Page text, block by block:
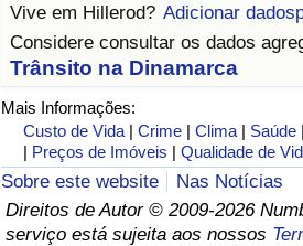
Vive em Hillerod? Adicionar
Considere consultar os dados
Trânsito na Dinamarca
Mais Informações:
Custo de Vida |Crime |Clima | Saúde |
| Preços de Imóveis |Qualidade de
Sobre este website
Nas Notícias
Direitos de Autor © 2009-2026
serviço está sujeita aos nossos
Indicador de Custo de Vida
Indicador de Custo de Vida Por
em Aqaba
Indicador de Preços de Imóveis
Indicador de Preços de Imóveis
Indicador de Qualidade de Vida
Índice de qualidade de vida por
Crime
Taxa do Indicador de Crime